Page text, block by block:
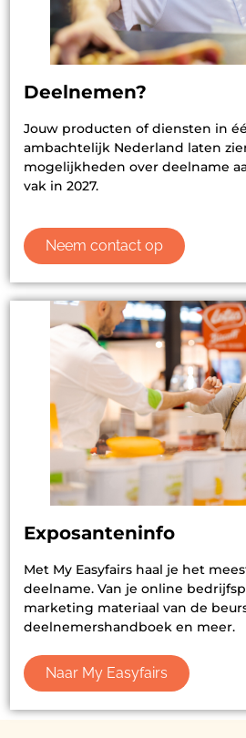
Deelnemen?
Jouw producten of diensten in
ambachtelijk Nederland laten
mogelijkheden over deelname
vak in 2027.
Neem contact op
Exposanteninfo
Met My Easyfairs haal je het
deelname. Van je online
marketing materiaal van de
deelnemershandboek en meer.
Naar My Easyfairs